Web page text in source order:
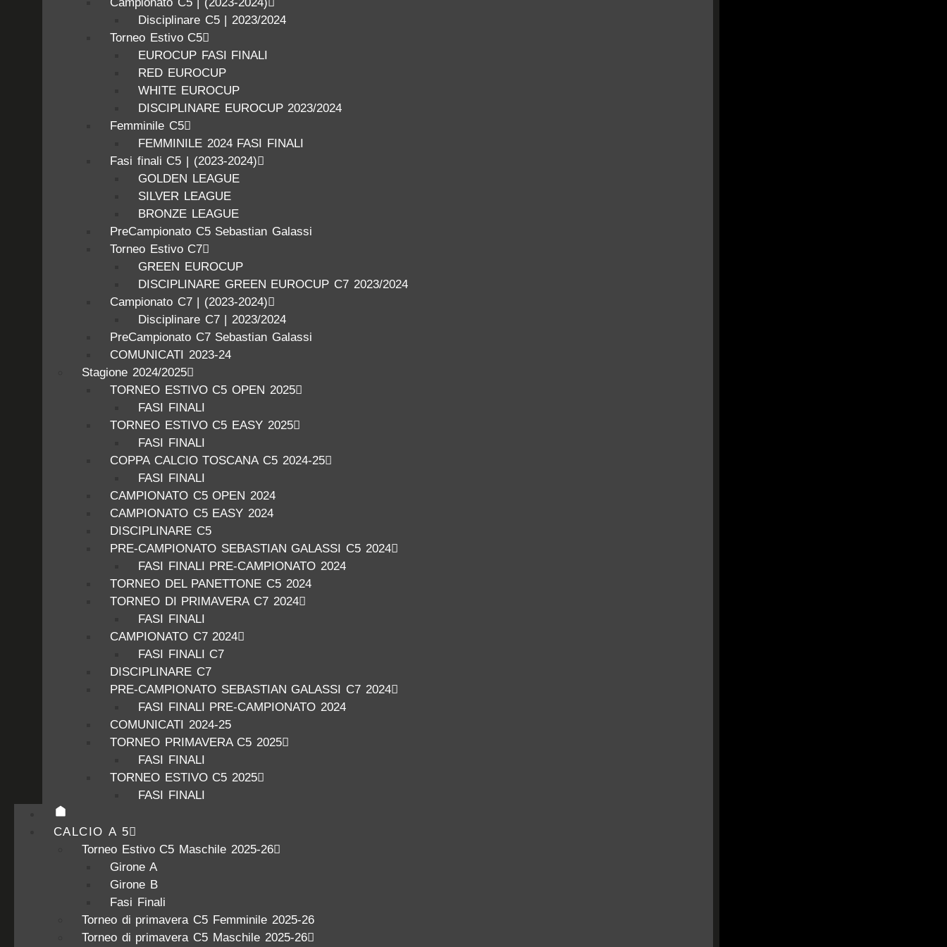
Disciplinare C5 | 2023/2024
Torneo Estivo C5
EUROCUP FASI FINALI
RED EUROCUP
WHITE EUROCUP
DISCIPLINARE EUROCUP 2023/2024
Femminile C5
FEMMINILE 2024 FASI FINALI
Fasi finali C5 | (2023-2024)
GOLDEN LEAGUE
SILVER LEAGUE
BRONZE LEAGUE
PreCampionato C5 Sebastian Galassi
Torneo Estivo C7
GREEN EUROCUP
DISCIPLINARE GREEN EUROCUP C7 2023/2024
Campionato C7 | (2023-2024)
Disciplinare C7 | 2023/2024
PreCampionato C7 Sebastian Galassi
COMUNICATI 2023-24
Stagione 2024/2025
TORNEO ESTIVO C5 OPEN 2025
FASI FINALI
TORNEO ESTIVO C5 EASY 2025
FASI FINALI
COPPA CALCIO TOSCANA C5 2024-25
FASI FINALI
CAMPIONATO C5 OPEN 2024
CAMPIONATO C5 EASY 2024
DISCIPLINARE C5
PRE-CAMPIONATO SEBASTIAN GALASSI C5 2024
FASI FINALI PRE-CAMPIONATO 2024
TORNEO DEL PANETTONE C5 2024
TORNEO DI PRIMAVERA C7 2024
FASI FINALI
CAMPIONATO C7 2024
FASI FINALI C7
DISCIPLINARE C7
PRE-CAMPIONATO SEBASTIAN GALASSI C7 2024
FASI FINALI PRE-CAMPIONATO 2024
COMUNICATI 2024-25
TORNEO PRIMAVERA C5 2025
FASI FINALI
TORNEO ESTIVO C5 2025
FASI FINALI
CALCIO A 5
Torneo Estivo C5 Maschile 2025-26
Girone A
Girone B
Fasi Finali
Torneo di primavera C5 Femminile 2025-26
Torneo di primavera C5 Maschile 2025-26